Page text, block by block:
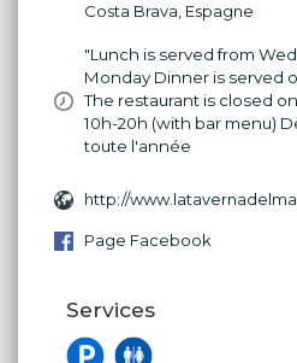
Costa Brava, Espagne
"Lunch is served from
Monday Dinner is served
The restaurant is closed
10h-20h (with bar menu)
toute l'année
http://
Page Facebook
Services